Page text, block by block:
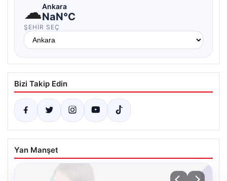
☁Ankara
NaN°C
ŞEHIR SEÇ
Bizi Takip Edin
Yan Manşet